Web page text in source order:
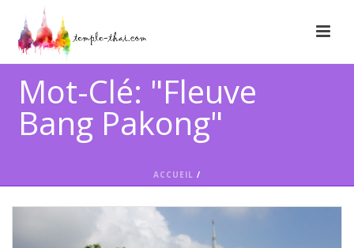
Mot-Clé: "Fleuve
Bang Pakong"
ACCUEIL /